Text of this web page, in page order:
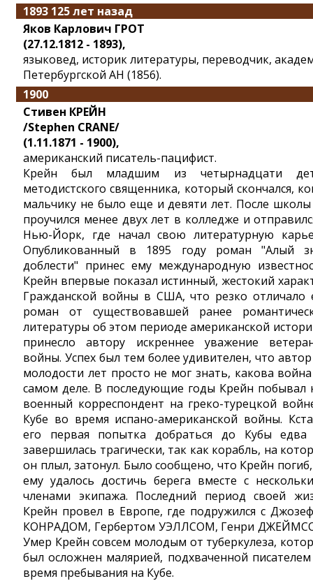
1893 125 лет назад
Яков Карлович ГРОТ
(27.12.1812 - 1893),
языковед, историк литературы, переводчик,
Петербургской АН (1856).
1900
Стивен КРЕЙН
/Stephen CRANE/
(1.11.1871 - 1900),
американский писатель-пацифист.
Крейн был младшим из четырнадцати
методистского священника, который скончался,
мальчику не было еще и девяти лет. После
проучился менее двух лет в колледже и
Нью-Йорк, где начал свою литературную
Опубликованный в 1895 году роман "Алый
доблести" принес ему международную
Крейн впервые показал истинный, жестокий
Гражданской войны в США, что резко отличало
роман от существовавшей ранее
литературы об этом периоде американской
принесло автору искреннее уважение
войны. Успех был тем более удивителен, что
молодости лет просто не мог знать, какова
самом деле. В последующие годы Крейн побывал
военный корреспондент на греко-турецкой
Кубе во время испано-американской войны.
его первая попытка добраться до Кубы
завершилась трагически, так как корабль, на
он плыл, затонул. Было сообщено, что Крейн
ему удалось достичь берега вместе с
членами экипажа. Последний период своей
Крейн провел в Европе, где подружился с
КОНРАДОМ, Гербертом УЭЛЛСОМ, Генри
Умер Крейн совсем молодым от туберкулеза,
был осложнен малярией, подхваченной
время пребывания на Кубе.